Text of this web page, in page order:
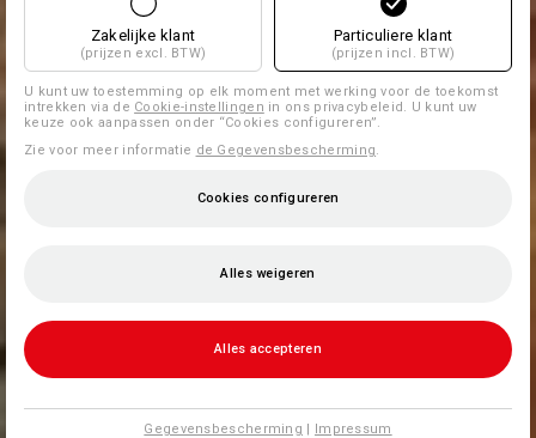
Zakelijke klant
(prijzen excl. BTW)
Particuliere klant
(prijzen incl. BTW)
U kunt uw toestemming op elk moment met werking voor de toekomst
intrekken via de Cookie-instellingen in ons privacybeleid. U kunt uw
keuze ook aanpassen onder “Cookies configureren”.
Zie voor meer informatie de Gegevensbescherming
Cookies configureren
Alles weigeren
Alles accepteren
Gegevensbescherming | Impressum